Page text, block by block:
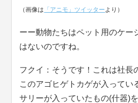
（画像は 「アニモ」ツイッター より）
ーー動物たちはペット用のケー
はないのですね。
フクイ：そうです！これは社長
このアゴヒゲトカゲが入ってい
サリーが入っていたもの(什器)